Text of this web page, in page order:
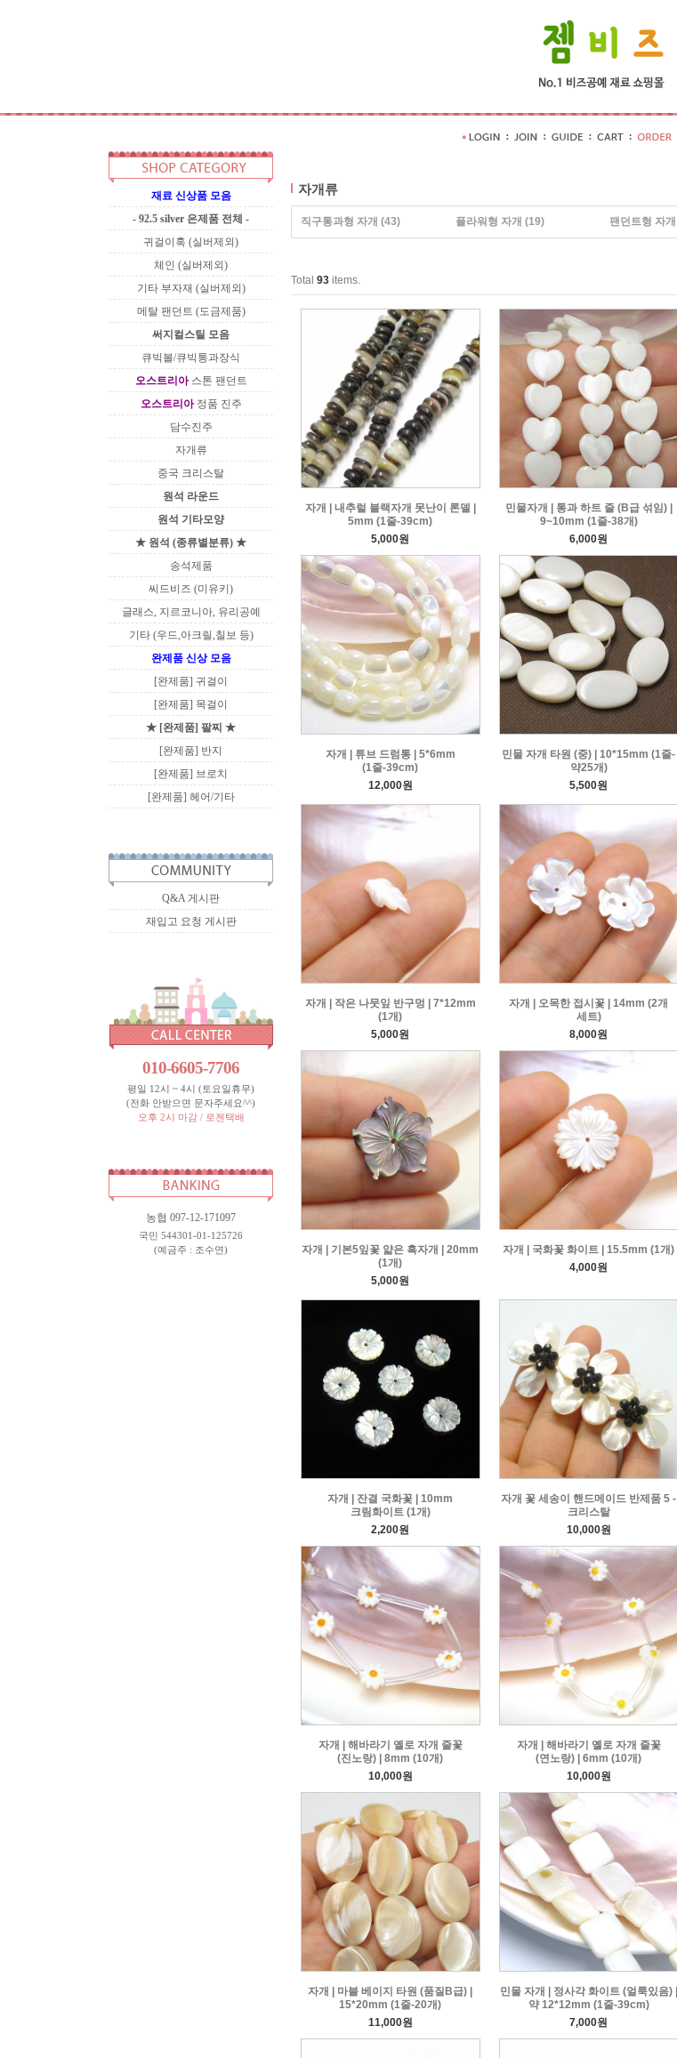
재료 신상품 모음
- 92.5 silver 은제품 전체 -
귀걸이훅 (실버제외)
체인 (실버제외)
기타 부자재 (실버제외)
메탈 팬던트 (도금제품)
써지컬스틸 모음
큐빅볼/큐빅통과장식
오스트리아스톤 팬던트
오스트리아정품 진주
담수진주
자개류
중국 크리스탈
원석 라운드
원석 기타모양
★ 원석 (종류별분류) ★
송석제품
씨드비즈 (미유키)
글래스, 지르코니아, 유리공예
기타 (우드,아크릴,칠보 등)
완제품 신상 모음
[완제품] 귀걸이
[완제품] 목걸이
★ [완제품] 팔찌 ★
[완제품] 반지
[완제품] 브로치
[완제품] 헤어/기타
Q&A 게시판
재입고 요청 게시판
010-6605-7706
평일 12시 ~ 4시 (토요일휴무)
(전화 안받으면 문자주세요^^)
오후 2시 마감 / 로젠택배
농협 097-12-171097
국민 544301-01-125726
(예금주 : 조수연)
자개류
직구통과형 자개 (43) 플라워형 자개 (19) 팬던트형 자개
Total 93 items.
자개 | 내추럴 블랙자개 못난이 론델 |
5mm (1줄-39cm)
5,000원
민물자개 | 통과 하트 줄 (B급 섞임) |
9~10mm (1줄-38개)
6,000원
자개 | 튜브 드럼통 | 5*6mm
(1줄-39cm)
12,000원
민물 자개 타원 (중) | 10*15mm (1줄-
약25개)
5,500원
자개 | 작은 나뭇잎 반구멍 | 7*12mm
(1개)
5,000원
자개 | 오목한 접시꽃 | 14mm (2개
세트)
8,000원
자개 | 기본5잎꽃 얇은 흑자개 | 20mm
(1개)
5,000원
자개 | 국화꽃 화이트 | 15.5mm (1개)
4,000원
자개 | 잔결 국화꽃 | 10mm
크림화이트 (1개)
2,200원
자개 꽃 세송이 핸드메이드 반제품 5 -
크리스탈
10,000원
자개 | 해바라기 옐로 자개 줄꽃
(진노랑) | 8mm (10개)
10,000원
자개 | 해바라기 옐로 자개 줄꽃
(연노랑) | 6mm (10개)
10,000원
자개 | 마블 베이지 타원 (품질B급) |
15*20mm (1줄-20개)
11,000원
민물 자개 | 정사각 화이트 (얼룩있음) |
약 12*12mm (1줄-39cm)
7,000원